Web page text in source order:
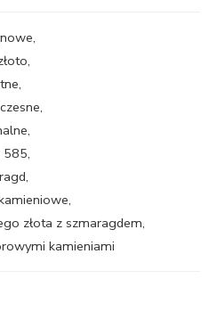
,
,
,
,
,
585,
,
,
złota z szmaragdem,
kamieniami